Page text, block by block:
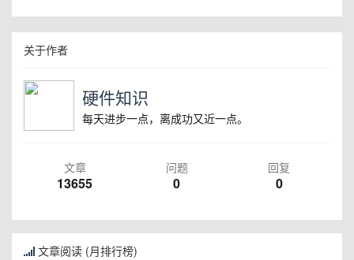
关于作者
硬件知识
每天进步一点，离成功又近一点。
文章
13655
问题
0
回复
0
文章阅读 (月排行榜)